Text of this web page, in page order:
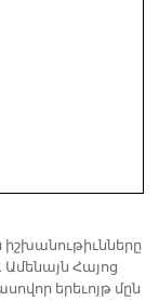
Հայոց
երեւոյթ մըն